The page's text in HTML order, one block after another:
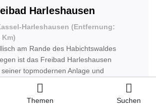
Themen Suchen
Harleshausen
Harleshausen (Entfernung:
Km)
am Rande des Habichtswaldes
ist das Freibad Harleshausen
seiner topmodernen Anlage und
absoluten Wohlfühlatmosphäre das
Ausflugsziel für Groß und
an heißen Sommertagen.